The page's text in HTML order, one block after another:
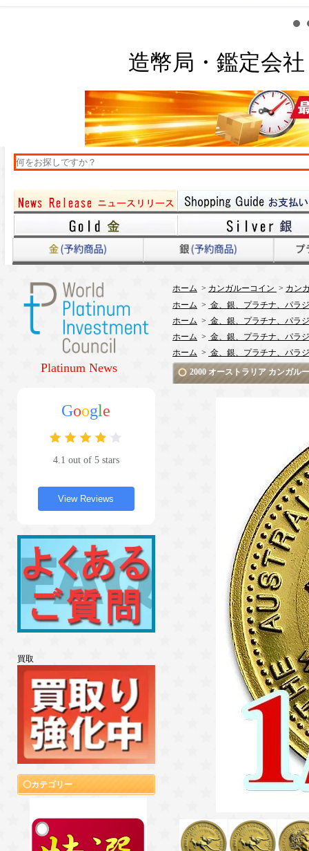
造幣局・鑑定会
Platinum News
Google
4.1 out of 5 stars
View Reviews
買取
カテゴリー
ホーム > カンガルーコイン > カン
ホーム > 金、銀、プラチナ、パラ
ホーム > 金、銀、プラチナ、パラ
ホーム > 金、銀、プラチナ、パラ
ホーム > 金、銀、プラチナ、パラ
2000 オーストラリア カンガル